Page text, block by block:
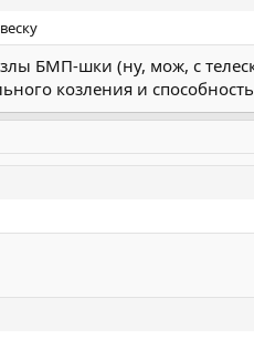
БМП-шки (ну, мож, с
козления и